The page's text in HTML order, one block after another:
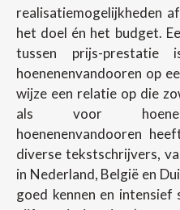
realisatiemogelijkheden
het doel én het budget.
tussen prijs-prestatie
hoenenenvandooren op
wijze een relatie op die
als voor
hoenenenvandooren
diverse tekstschrijvers,
in Nederland, België en
goed kennen en intensief